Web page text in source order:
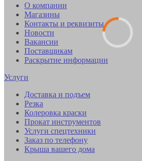
О компании
Магазины
Контакты и реквизиты
Новости
Вакансии
Поставщикам
Раскрытие информации
Услуги
Доставка и подъем
Резка
Колеровка краски
Прокат инструментов
Услуги спецтехники
Заказ по телефону
Крыша вашего дома